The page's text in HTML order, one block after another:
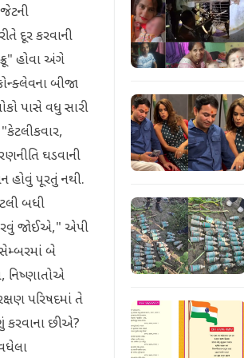
દૂર કરવાની
હોવા અંગે
બીજા
પાસે વધુ સારી
ઘડવાની
હોવું પૂરતું નથી.
બધી
જોઈએ," એપી
બે
નિષ્ણાતોએ
પરિષદમાં તે
છીએ?